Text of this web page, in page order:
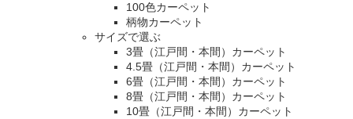
100色カーペット
柄物カーペット
サイズで選ぶ
3畳（江戸間・本間）カーペット
4.5畳（江戸間・本間）カーペット
6畳（江戸間・本間）カーペット
8畳（江戸間・本間）カーペット
10畳（江戸間・本間）カーペット